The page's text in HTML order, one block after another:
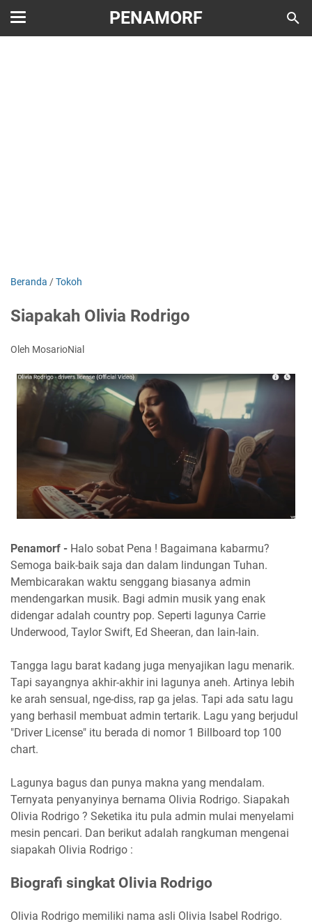
PENAMORF
Beranda /Tokoh
Siapakah Olivia Rodrigo
Oleh MosarioNial
Penamorf - Halo sobat Pena ! Bagaimana kabarmu?
Semoga baik-baik saja dan dalam lindungan Tuhan.
Membicarakan waktu senggang biasanya admin
mendengarkan musik. Bagi admin musik yang enak
didengar adalah country pop. Seperti lagunya Carrie
Underwood, Taylor Swift, Ed Sheeran, dan lain-lain.
Tangga lagu barat kadang juga menyajikan lagu menarik.
Tapi sayangnya akhir-akhir ini lagunya aneh. Artinya lebih
ke arah sensual, nge-diss, rap ga jelas. Tapi ada satu lagu
yang berhasil membuat admin tertarik. Lagu yang berjudul
"Driver License" itu berada di nomor 1 Billboard top 100
chart.
Lagunya bagus dan punya makna yang mendalam.
Ternyata penyanyinya bernama Olivia Rodrigo. Siapakah
Olivia Rodrigo ? Seketika itu pula admin mulai menyelami
mesin pencari. Dan berikut adalah rangkuman mengenai
siapakah Olivia Rodrigo :
Biografi singkat Olivia Rodrigo
Olivia Rodrigo memiliki nama asli Olivia Isabel Rodrigo.